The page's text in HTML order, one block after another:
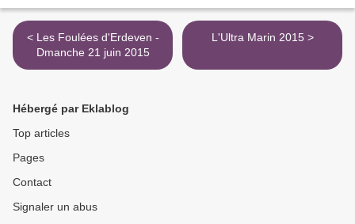
< Les Foulées d'Erdeven -
Dmanche 21 juin 2015
L'Ultra Marin 2015 >
Hébergé par Eklablog
Top articles
Pages
Contact
Signaler un abus